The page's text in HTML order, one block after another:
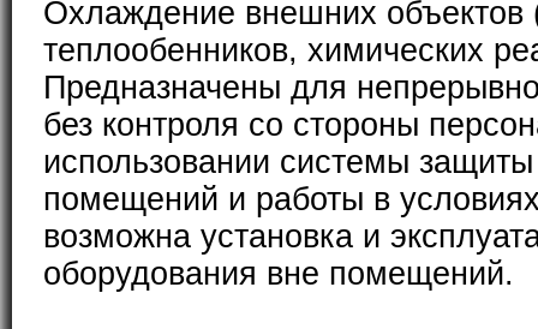
Охлаждение внешних объектов
теплообенников, химических
Предназначены для
без контроля со стороны
использовании системы
помещений и работы в
возможна установка и
оборудования вне помещений.